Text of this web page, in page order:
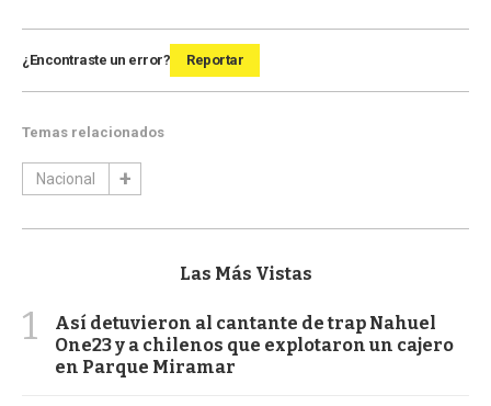
¿Encontraste un error? Reportar
Temas relacionados
Nacional
Las Más Vistas
1
Así detuvieron al cantante de trap Nahuel
One23 y a chilenos que explotaron un cajero
en Parque Miramar